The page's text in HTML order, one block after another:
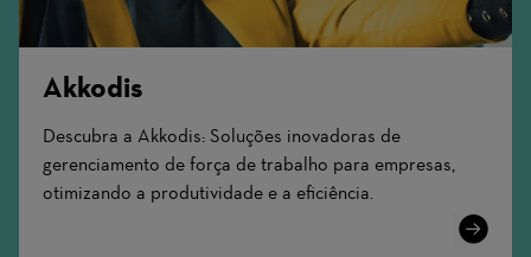
Akkodis
Descubra a Akkodis: Soluções inovadoras de
gerenciamento de força de trabalho para empresas,
otimizando a produtividade e a eficiência.
Learn